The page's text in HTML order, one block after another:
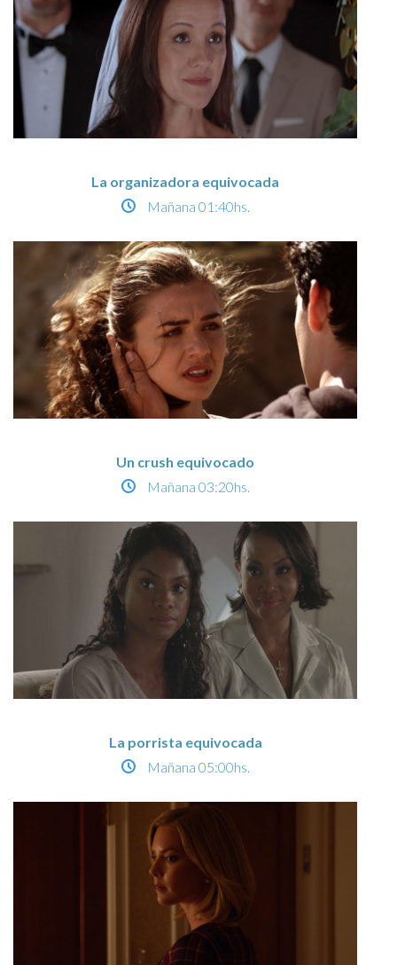
La organizadora equivocada
Mañana 01:40hs.
Un crush equivocado
Mañana 03:20hs.
La porrista equivocada
Mañana 05:00hs.